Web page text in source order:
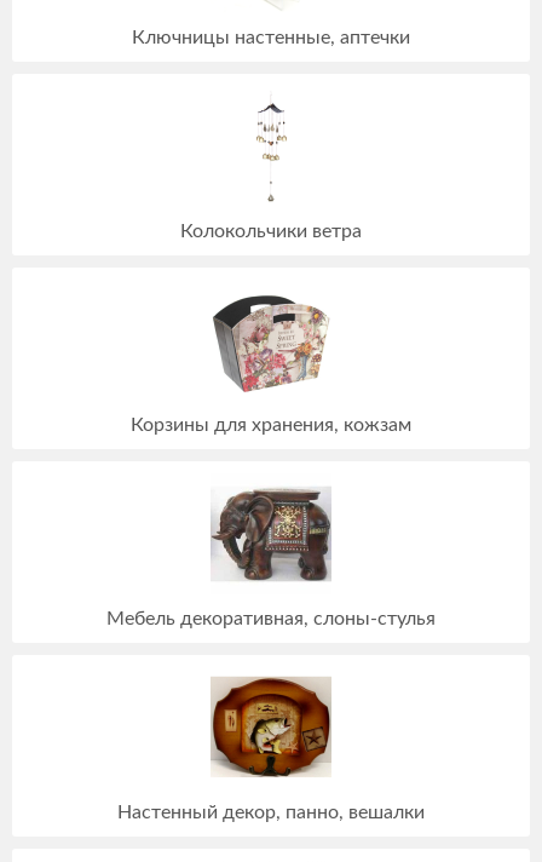
Ключницы настенные, аптечки
Колокольчики ветра
Корзины для хранения, кожзам
Мебель декоративная, слоны-стулья
Настенный декор, панно, вешалки